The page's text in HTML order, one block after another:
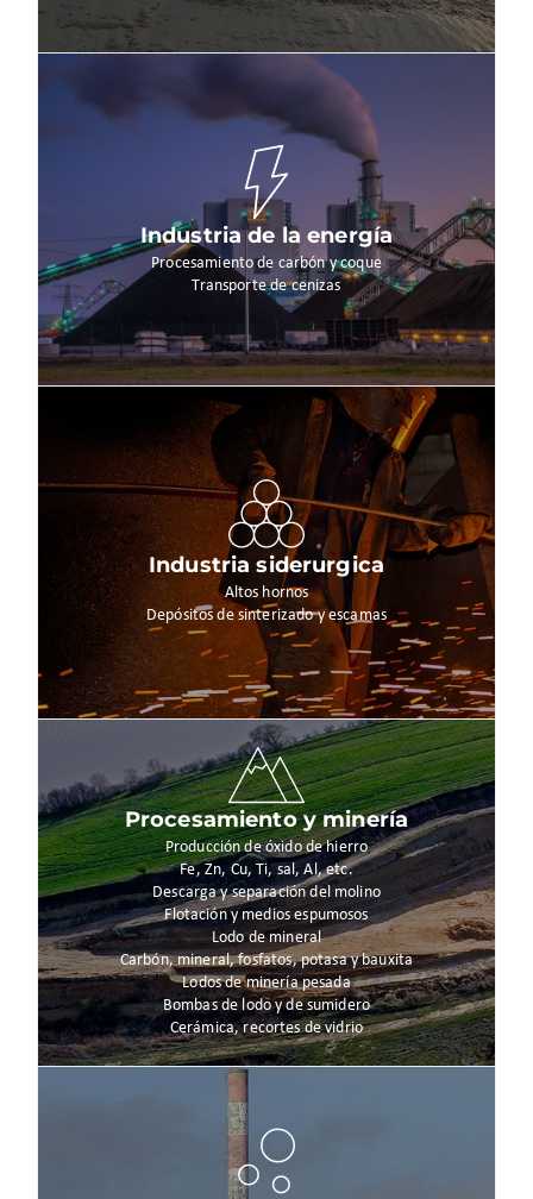
Industria de la energía
Procesamiento de carbón y coque
Transporte de cenizas
Industria siderurgica
Altos hornos
Depósitos de sinterizado y escamas
Procesamiento y minería
Producción de óxido de hierro
Fe, Zn, Cu, Ti, sal, Al, etc.
Descarga y separación del molino
Flotación y medios espumosos
Lodo de mineral
Carbón, mineral, fosfatos, potasa y bauxita
Lodos de minería pesada
Bombas de lodo y de sumidero
Cerámica, recortes de vidrio